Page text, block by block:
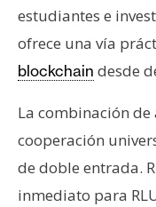
estudiantes e
ofrece una vía
blockchain desde
La combinación
cooperación
de doble entrada.
inmediato para